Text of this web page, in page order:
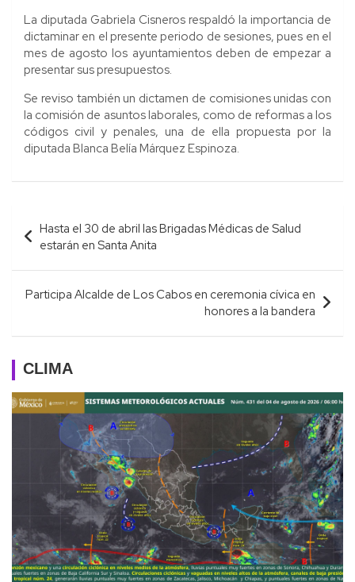
La diputada Gabriela Cisneros respaldó la importancia de
dictaminar en el presente periodo de sesiones, pues en el
mes de agosto los ayuntamientos deben de empezar a
presentar sus presupuestos.
Se reviso también un dictamen de comisiones unidas con
la comisión de asuntos laborales, como de reformas a los
códigos civil y penales, una de ella propuesta por la
diputada Blanca Belía Márquez Espinoza.
Navegación
de
entradas
Hasta el 30 de abril las Brigadas Médicas de Salud
estarán en Santa Anita
Participa Alcalde de Los Cabos en ceremonia cívica en
honores a la bandera
CLIMA